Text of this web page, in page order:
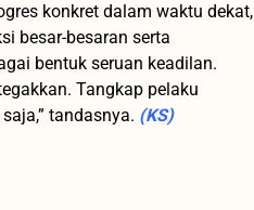
konkret dalam waktu dekat,
besar-besaran serta
bentuk seruan keadilan.
Tangkap pelaku
tandasnya. (KS)